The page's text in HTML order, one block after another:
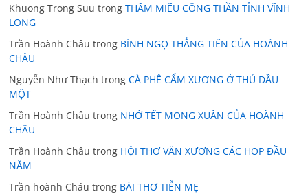
Khuong Trong Suu trongTHĂM MIẾU CÔNG THẦN TỈNH VĨNH
LONG
Trần Hoành Châu trong BÍNH NGỌ THẲNG TIẾN CỦA HOÀNH
CHÂU
Nguyễn Như Thạch trongCÀ PHÊ CẨM XƯƠNG Ở THỦ DẦU
MỘT
Trần Hoành Châu trong NHỚ TẾT MONG XUÂN CỦA HOÀNH
CHÂU
Trần Hoành Châu trong HỘI THƠ VĂN XƯƠNG CÁC HOP ĐẦU
NĂM
Trần hoành Cháu trong BÀI THƠ TIỄN MẸ